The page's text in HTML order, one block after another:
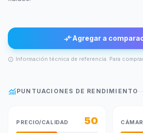
compare_arrowsAgregar a
info Información técnica de referencia. Para
monitoring PUNTUACIONES DE RENDIMIENTO
PRECIO/CALIDAD 50